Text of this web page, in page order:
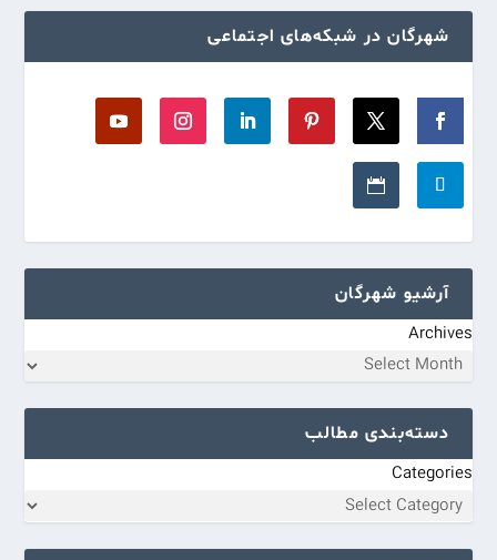
شهرگان در شبکه‌های اجتماعی
آرشیو شهرگان
Archives
دسته‌بندی مطالب
Categories